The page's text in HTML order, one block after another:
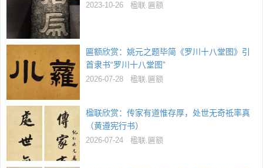
2023-10-26 楹联.匾额
匾额欣赏：姚元之题毕简《罗川十八堂图》引
首隶书“罗川十八堂图”
2026-07-28 楹联.匾额
楹联欣赏：传家有道惟存厚，处世无奇祗率真
（黄遵宪行书）
2026-07-24 楹联.匾额